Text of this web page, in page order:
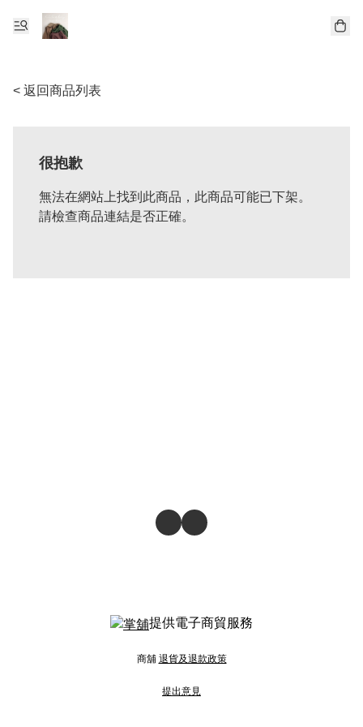
< 返回商品列表
很抱歉
無法在網站上找到此商品，此商品可能已下架。
請檢查商品連結是否正確。
提供電子商貿服務
商舖 退貨及退款政策
提出意見